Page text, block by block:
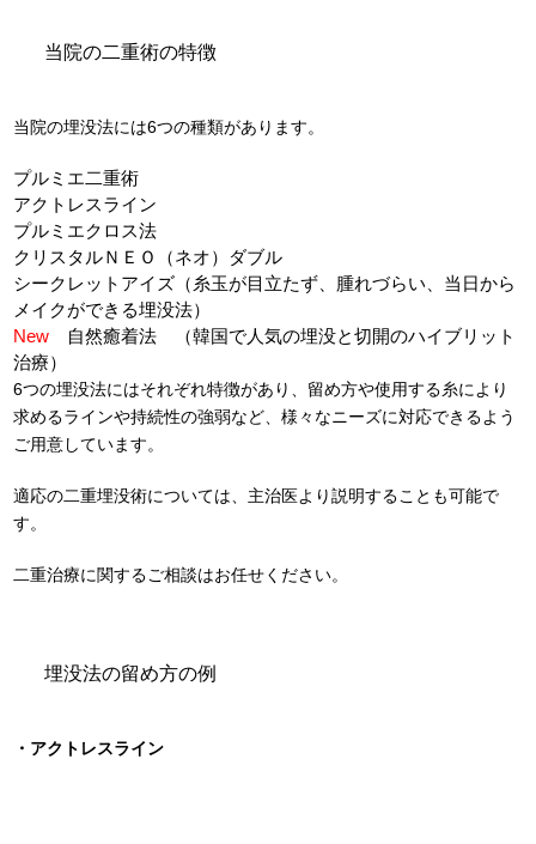
当院の二重術の特徴
当院の埋没法には6つの種類があります。
プルミエ二重術
アクトレスライン
プルミエクロス法
クリスタルＮＥＯ（ネオ）ダブル
シークレットアイズ（糸玉が目立たず、腫れづらい、当日から
メイクができる埋没法）
New
自然癒着法 （韓国で人気の埋没と切開のハイブリット
治療）
6つの埋没法にはそれぞれ特徴があり、留め方や使用する糸により
求めるラインや持続性の強弱など、様々なニーズに対応できるよう
ご用意しています。
適応の二重埋没術については、主治医より説明することも可能で
す。
二重治療に関するご相談はお任せください。
埋没法の留め方の例
・アクトレスライン